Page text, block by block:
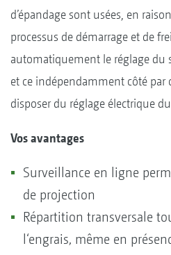
d’épandage sont usées, en
processus de démarrage et de
automatiquement le réglage du
et ce indépendamment côté par
disposer du réglage électrique
Vos avantages
Surveillance en ligne
de projection
Répartition transversale
l‘engrais, même en